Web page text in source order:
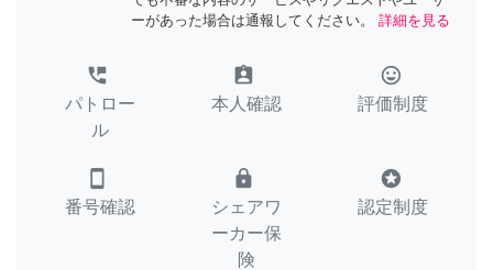
ーがあった場合は通報してください。
詳細を見る
perm_phone_msg
パトロー
ル
assignment_ind
本人確認
tag_faces
評価制度
smartphone
番号確認
lock
シェアワ
ーカー保
険
stars
認定制度